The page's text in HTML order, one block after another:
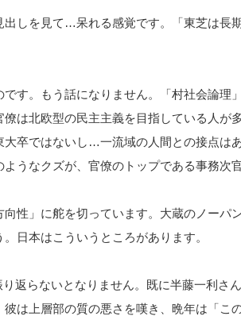
しを見て…呆れる感覚です。「東芝は長
す。もう話になりません。「村社会論理
は北欧型の民主主義を目指している人が
卒ではないし…一流域の人間との接点は
うなクズが、官僚のトップである事務次
性」に舵を切っています。大蔵のノーパ
日本はこういうところがあります。
返らないとなりません。既に半藤一利さ
は上層部の質の悪さを嘆き、晩年は「こ